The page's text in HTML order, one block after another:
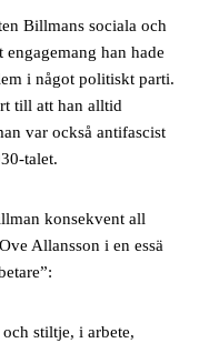
Billmans sociala och
han hade
i något politiskt parti.
till att han alltid
var också antifascist
talet.
konsekvent all
Allansson i en essä
stiltje, i arbete,